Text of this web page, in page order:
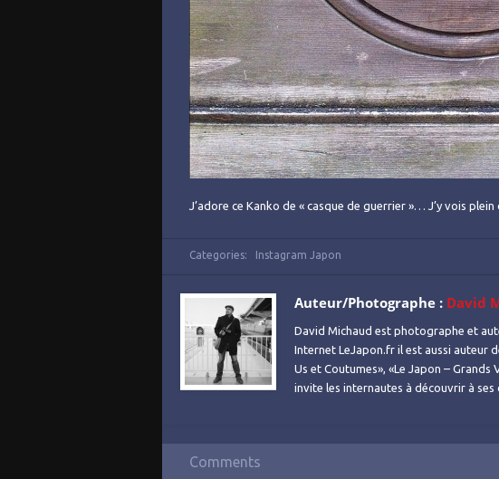
J’adore ce Kanko de « casque de guerrier »… J’y vois plein
Categories: Instagram Japon
Auteur/Photographe : David
David Michaud est photographe et
Internet LeJapon.fr il est aussi auteur
Us et Coutumes», «Le Japon – Grands
invite les internautes à découvrir à
Comments